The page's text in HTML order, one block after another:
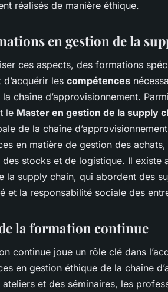
réalisés de manière éthique.
en gestion de la
ces aspects, des formations
les compétences
chaîne d’approvisionnement.
le Master en gestion de la supply
de la chaîne
en matière de gestion des
stocks et de logistique. Il existe
la supply chain, qui abordent des
et la responsabilité sociale des
la formation continue
continue joue un rôle clé dans
en gestion éthique de la chaîne
et des séminaires, les